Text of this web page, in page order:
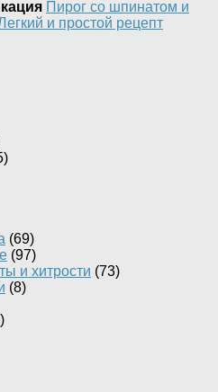
Пирог со шпинатом и
и простой рецепт
(69)
(97)
и хитрости (73)
(8)